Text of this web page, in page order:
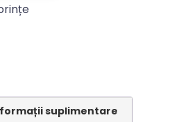
suplimentare